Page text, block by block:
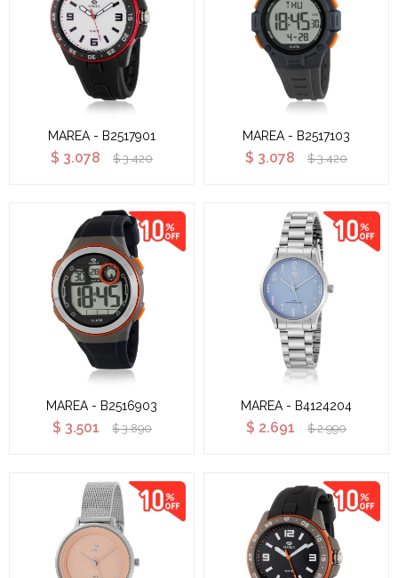
MAREA - B2517901
$ 3.078 $ 3.420
MAREA - B2517103
$ 3.078 $ 3.420
MAREA - B2516903
$ 3.501 $ 3.890
MAREA - B4124204
$ 2.691 $ 2.990